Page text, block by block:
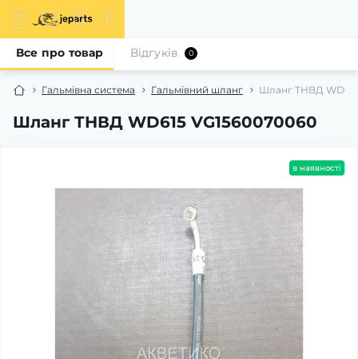
Гальмівна система Гальмівний шланг Шланг ТНВД
Шланг ТНВД WD615 VG1560070060
Все про товар Відгуків 0
в наявності